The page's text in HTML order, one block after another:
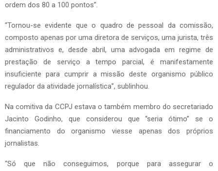
ordem dos 80 a 100 pontos”.
“Tornou-se evidente que o quadro de pessoal da comissão,
composto apenas por uma diretora de serviços, uma jurista, três
administrativos e, desde abril, uma advogada em regime de
prestação de serviço a tempo parcial, é manifestamente
insuficiente para cumprir a missão deste organismo público
regulador da atividade jornalística”, sublinhou.
Na comitiva da CCPJ estava o também membro do secretariado
Jacinto Godinho, que considerou que “seria ótimo” se o
financiamento do organismo viesse apenas dos próprios
jornalistas.
“Só que não conseguimos, porque para assegurar o